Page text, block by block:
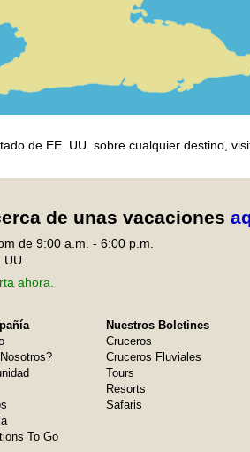
de EE. UU. sobre cualquier destino,
de unas vacaciones
de 9:00 a.m. - 6:00 p.m.
ahora.
To Go
Nuestros Boletines
Cruceros
Cruceros Fluviales
Tours
Resorts
Safaris